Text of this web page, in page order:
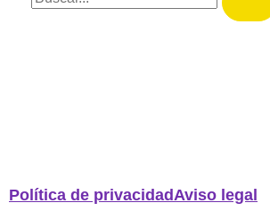
Política de privacidadAviso legal